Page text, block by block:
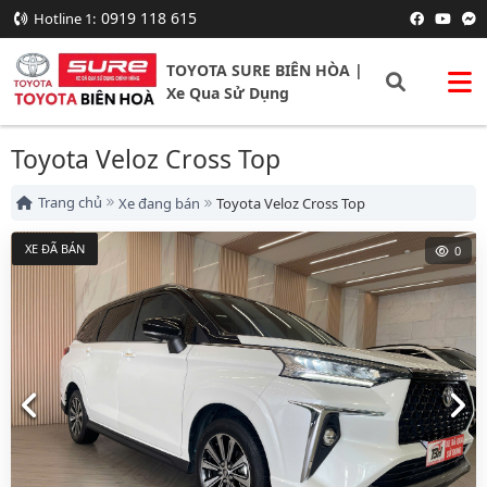
Hotline 1: 0919 118 615
TOYOTA SURE BIÊN HÒA |
Xe Qua Sử Dụng
Toyota Veloz Cross Top
Trang chủ Xe đang bán Toyota Veloz Cross Top
XE ĐÃ BÁN 0